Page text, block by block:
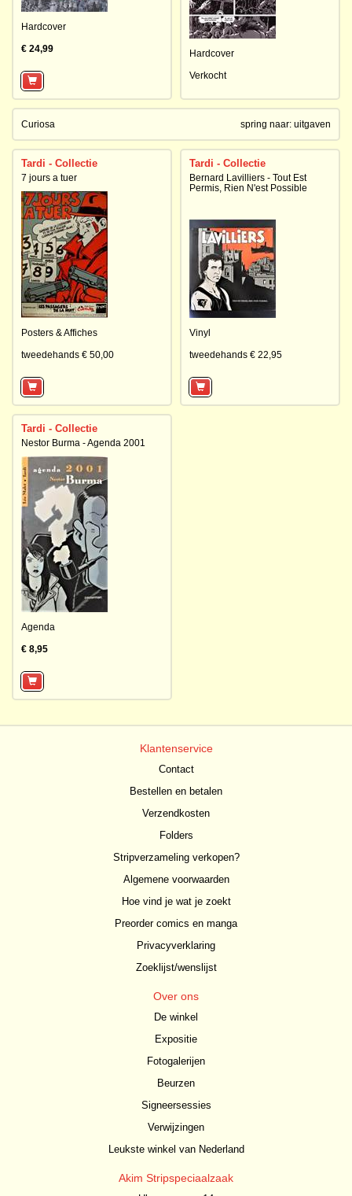
Hardcover
€ 24,99
Hardcover
Verkocht
spring naar: uitgaven
Curiosa
Tardi - Collectie
7 jours a tuer
Posters & Affiches
tweedehands € 50,00
Tardi - Collectie
Bernard Lavilliers - Tout Est
Permis, Rien N'est Possible
Vinyl
tweedehands € 22,95
Tardi - Collectie
Nestor Burma - Agenda 2001
Agenda
€ 8,95
Klantenservice
Contact
Bestellen en betalen
Verzendkosten
Folders
Stripverzameling verkopen?
Algemene voorwaarden
Hoe vind je wat je zoekt
Preorder comics en manga
Privacyverklaring
Zoeklijst/wenslijst
Over ons
De winkel
Expositie
Fotogalerijen
Beurzen
Signeersessies
Verwijzingen
Leukste winkel van Nederland
Akim Stripspeciaalzaak